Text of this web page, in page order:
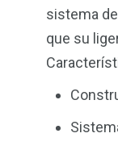
sistema
que su